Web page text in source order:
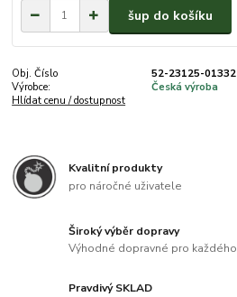
šup do košíku
Obj. Číslo
52-23125-01332
Výrobce:
Česká výroba
Hlídat cenu / dostupnost
Kvalitní produkty
pro náročné uživatele
Široký výběr dopravy
Výhodné dopravné pro každého
Pravdivý SKLAD